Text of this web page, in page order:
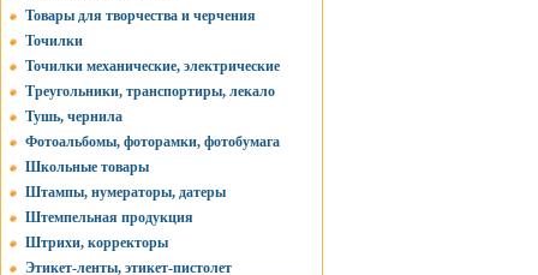
Товары для творчества и черчения
Точилки
Точилки механические, электрические
Треугольники, транспортиры, лекало
Тушь, чернила
Фотоальбомы, фоторамки, фотобумага
Школьные товары
Штампы, нумераторы, датеры
Штемпельная продукция
Штрихи, корректоры
Этикет-ленты, этикет-пистолет